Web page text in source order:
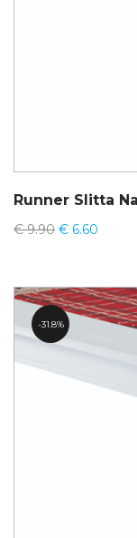
Runner Slitta
€9.90 € 6.60
31.8%